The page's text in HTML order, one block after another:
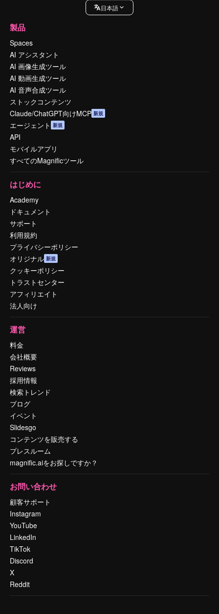
日本語
製品
Spaces
AI アシスタント
AI 画像生成ツール
AI 動画生成ツール
AI 音声合成ツール
ストックコンテンツ
Claude/ChatGPT向けMCP 新規
エージェント 新規
API
モバイルアプリ
すべてのMagnificツール
はじめに
Academy
ドキュメント
サポート
利用規約
プライバシーポリシー
オリジナル 新規
クッキーポリシー
トラストセンター
アフィリエイト
法人向け
運営
料金
会社概要
Reviews
採用情報
検索トレンド
ブログ
イベント
Slidesgo
コンテンツを販売する
プレスルーム
magnific.aiをお探しですか？
お問い合わせ
顧客サポート
Instagram
YouTube
LinkedIn
TikTok
Discord
X
Reddit